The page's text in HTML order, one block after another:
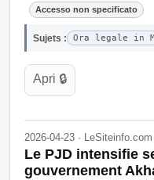
Accesso non specificato
Sujets : Ora legale in
Apri 🔒
2026-04-23 · LeSiteinfo.com
Le PJD intensifie
gouvernement